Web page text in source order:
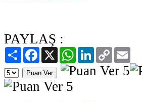
PAYLAŞ :
PaylaşFacebook
X WhatsAppLinkedIn
Copy
Link